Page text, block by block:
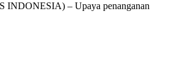
INDONESIA) – Upaya penanganan